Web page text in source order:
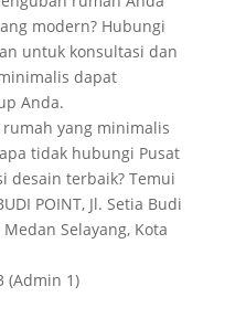
modern? Hubungi
untuk konsultasi dan
dapat
Anda.
yang minimalis
tidak hubungi Pusat
desain terbaik? Temui
POINT, Jl. Setia Budi
Medan Selayang, Kota
(Admin 1)